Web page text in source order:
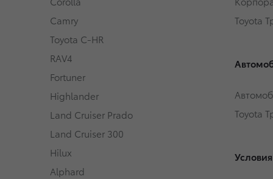
Camry
Toyota C-HR
RAV4
Fortuner
Highlander
Land Cruiser Prado
Land Cruiser 300
Hilux
Alphard
Toyota
Toyota